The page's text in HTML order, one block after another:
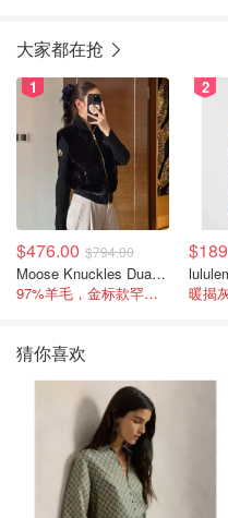
大家都在抢
1
$476.00 $794.00
Moose Knuckles Dua Bunny 羊毛混纺针织夹克
97%羊毛，金标款罕见打折
2
暖揭
猜你喜欢